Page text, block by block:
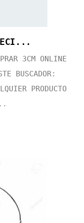
3CM ONLINE
BUSCADOR:
PRODUCTO